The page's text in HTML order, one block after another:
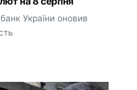
України оновив